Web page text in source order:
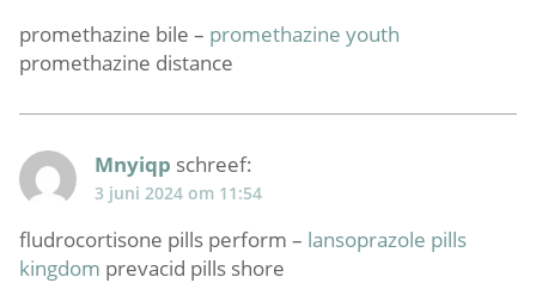
promethazine bile – promethazine youth
promethazine distance
Mnyiqp schreef:
3 juni 2024 om 11:54
fludrocortisone pills perform – lansoprazole pills
kingdom prevacid pills shore